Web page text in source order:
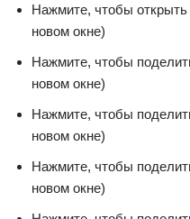
Нажмите, чтобы
новом окне)
Нажмите, чтобы
новом окне)
Нажмите, чтобы
новом окне)
Нажмите, чтобы
новом окне)